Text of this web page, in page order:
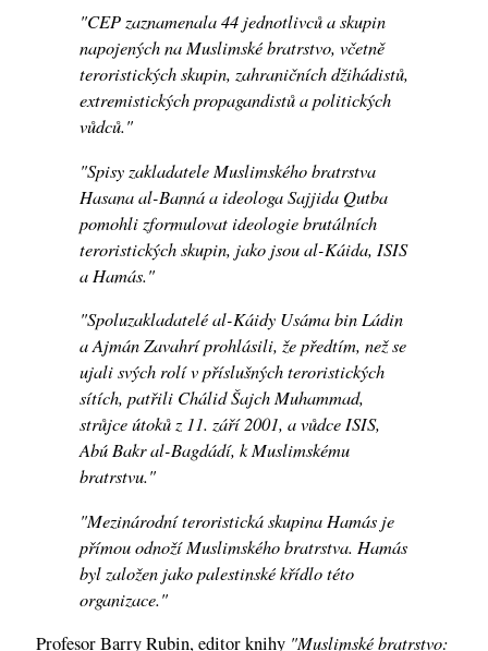
"CEP zaznamenala 44 jednotlivců a skupin
napojených na Muslimské bratrstvo, včetně
teroristických skupin, zahraničních džihádistů,
extremistických propagandistů a politických
vůdců."
"Spisy zakladatele Muslimského bratrstva
Hasana al-Banná a ideologa Sajjida Qutba
pomohli zformulovat ideologie brutálních
teroristických skupin, jako jsou al-Káida, ISIS
a Hamás."
"Spoluzakladatelé al-Káidy Usáma bin Ládin
a Ajmán Zavahrí prohlásili, že předtím, než se
ujali svých rolí v příslušných teroristických
sítích, patřili Chálid Šajch Muhammad,
strůjce útoků z 11. září 2001, a vůdce ISIS,
Abú Bakr al-Bagdádí, k Muslimskému
bratrstvu."
"Mezinárodní teroristická skupina Hamás je
přímou odnoží Muslimského bratrstva. Hamás
byl založen jako palestinské křídlo této
organizace."
Profesor Barry Rubin, editor knihy "Muslimské bratrstvo: